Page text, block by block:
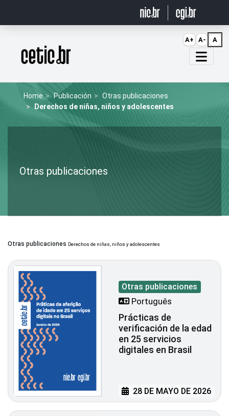
Página inicial
Home Publicación
Otras publicaciones
Derechos de niñas, niños y adolescentes
Otras publicaciones
Otras publicaciones Derechos de niñas, niños y adolescentes
Otras publicaciones
Português
Prácticas de
verificación de la edad
en 25 servicios
digitales en Brasil
28 DE MAYO DE 2026
A+ A- A